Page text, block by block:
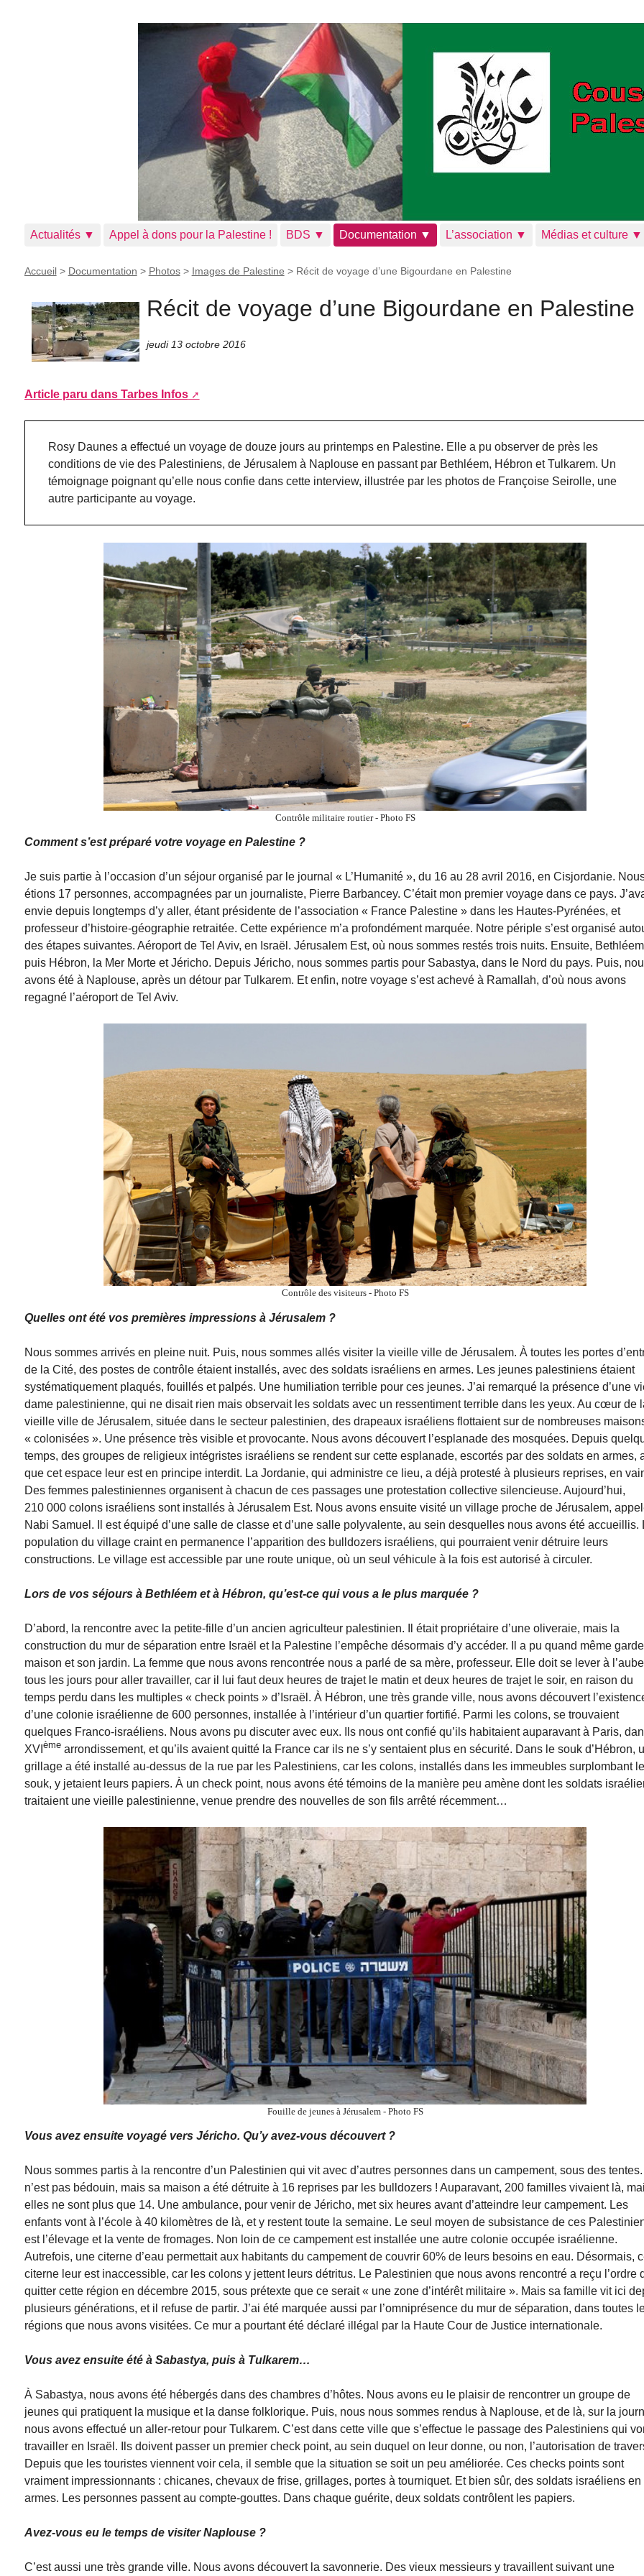
Actualités ▼ Appel à dons pour la Palestine ! BDS ▼ Documentation ▼ L’association ▼ Médias et culture ▼
Accueil> Documentation > Photos> Images de Palestine > Récit de voyage d’une Bigourdane en Palestine
Récit de voyage d’une Bigourdane en Palestine
jeudi 13 octobre 2016
Article paru dans Tarbes Infos
Rosy Daunes a effectué un voyage de douze jours au printemps en Palestine. Elle a pu observer de près les
conditions de vie des Palestiniens, de Jérusalem à Naplouse en passant par Bethléem, Hébron et Tulkarem. Un
témoignage poignant qu’elle nous confie dans cette interview, illustrée par les photos de Françoise Seirolle, une
autre participante au voyage.
Contrôle militaire routier - Photo FS
Comment s’est préparé votre voyage en Palestine ?
Je suis partie à l’occasion d’un séjour organisé par le journal « L’Humanité », du 16 au 28 avril 2016, en Cisjordanie.
étions 17 personnes, accompagnées par un journaliste, Pierre Barbancey. C’était mon premier voyage dans ce pays.
envie depuis longtemps d’y aller, étant présidente de l’association « France Palestine » dans les Hautes-Pyrénées, et
professeur d’histoire-géographie retraitée. Cette expérience m’a profondément marquée. Notre périple s’est organisé
des étapes suivantes. Aéroport de Tel Aviv, en Israël. Jérusalem Est, où nous sommes restés trois nuits. Ensuite,
puis Hébron, la Mer Morte et Jéricho. Depuis Jéricho, nous sommes partis pour Sabastya, dans le Nord du pays. Puis,
avons été à Naplouse, après un détour par Tulkarem. Et enfin, notre voyage s’est achevé à Ramallah, d’où nous avons
regagné l’aéroport de Tel Aviv.
Contrôle des visiteurs - Photo FS
Quelles ont été vos premières impressions à Jérusalem ?
Nous sommes arrivés en pleine nuit. Puis, nous sommes allés visiter la vieille ville de Jérusalem. À toutes les portes
de la Cité, des postes de contrôle étaient installés, avec des soldats israéliens en armes. Les jeunes palestiniens étaient
systématiquement plaqués, fouillés et palpés. Une humiliation terrible pour ces jeunes. J’ai remarqué la présence d’une
dame palestinienne, qui ne disait rien mais observait les soldats avec un ressentiment terrible dans les yeux. Au cœur de
vieille ville de Jérusalem, située dans le secteur palestinien, des drapeaux israéliens flottaient sur de nombreuses
« colonisées ». Une présence très visible et provocante. Nous avons découvert l’esplanade des mosquées. Depuis
temps, des groupes de religieux intégristes israéliens se rendent sur cette esplanade, escortés par des soldats en armes,
que cet espace leur est en principe interdit. La Jordanie, qui administre ce lieu, a déjà protesté à plusieurs reprises, en
Des femmes palestiniennes organisent à chacun de ces passages une protestation collective silencieuse. Aujourd’hui,
210 000 colons israéliens sont installés à Jérusalem Est. Nous avons ensuite visité un village proche de Jérusalem,
Nabi Samuel. Il est équipé d’une salle de classe et d’une salle polyvalente, au sein desquelles nous avons été accueillis.
population du village craint en permanence l’apparition des bulldozers israéliens, qui pourraient venir détruire leurs
constructions. Le village est accessible par une route unique, où un seul véhicule à la fois est autorisé à circuler.
Lors de vos séjours à Bethléem et à Hébron, qu’est-ce qui vous a le plus marquée ?
D’abord, la rencontre avec la petite-fille d’un ancien agriculteur palestinien. Il était propriétaire d’une oliveraie, mais la
construction du mur de séparation entre Israël et la Palestine l’empêche désormais d’y accéder. Il a pu quand même
maison et son jardin. La femme que nous avons rencontrée nous a parlé de sa mère, professeur. Elle doit se lever à l’aube
tous les jours pour aller travailler, car il lui faut deux heures de trajet le matin et deux heures de trajet le soir, en raison du
temps perdu dans les multiples « check points » d’Israël. À Hébron, une très grande ville, nous avons découvert
d’une colonie israélienne de 600 personnes, installée à l’intérieur d’un quartier fortifié. Parmi les colons, se trouvaient
quelques Franco-israéliens. Nous avons pu discuter avec eux. Ils nous ont confié qu’ils habitaient auparavant à Paris,
XVI èmearrondissement, et qu’ils avaient quitté la France car ils ne s’y sentaient plus en sécurité. Dans le souk d’Hébron,
grillage a été installé au-dessus de la rue par les Palestiniens, car les colons, installés dans les immeubles surplombant le
souk, y jetaient leurs papiers. À un check point, nous avons été témoins de la manière peu amène dont les soldats
traitaient une vieille palestinienne, venue prendre des nouvelles de son fils arrêté récemment…
Fouille de jeunes à Jérusalem - Photo FS
Vous avez ensuite voyagé vers Jéricho. Qu’y avez-vous découvert ?
Nous sommes partis à la rencontre d’un Palestinien qui vit avec d’autres personnes dans un campement, sous des tentes.
n’est pas bédouin, mais sa maison a été détruite à 16 reprises par les bulldozers ! Auparavant, 200 familles vivaient là,
elles ne sont plus que 14. Une ambulance, pour venir de Jéricho, met six heures avant d’atteindre leur campement. Les
enfants vont à l’école à 40 kilomètres de là, et y restent toute la semaine. Le seul moyen de subsistance de ces
est l’élevage et la vente de fromages. Non loin de ce campement est installée une autre colonie occupée israélienne.
Autrefois, une citerne d’eau permettait aux habitants du campement de couvrir 60% de leurs besoins en eau. Désormais,
citerne leur est inaccessible, car les colons y jettent leurs détritus. Le Palestinien que nous avons rencontré a reçu l’ordre
quitter cette région en décembre 2015, sous prétexte que ce serait « une zone d’intérêt militaire ». Mais sa famille vit ici
plusieurs générations, et il refuse de partir. J’ai été marquée aussi par l’omniprésence du mur de séparation, dans toutes
régions que nous avons visitées. Ce mur a pourtant été déclaré illégal par la Haute Cour de Justice internationale.
Vous avez ensuite été à Sabastya, puis à Tulkarem…
À Sabastya, nous avons été hébergés dans des chambres d’hôtes. Nous avons eu le plaisir de rencontrer un groupe de
jeunes qui pratiquent la musique et la danse folklorique. Puis, nous nous sommes rendus à Naplouse, et de là, sur la
nous avons effectué un aller-retour pour Tulkarem. C’est dans cette ville que s’effectue le passage des Palestiniens qui
travailler en Israël. Ils doivent passer un premier check point, au sein duquel on leur donne, ou non, l’autorisation de
Depuis que les touristes viennent voir cela, il semble que la situation se soit un peu améliorée. Ces checks points sont
vraiment impressionnants : chicanes, chevaux de frise, grillages, portes à tourniquet. Et bien sûr, des soldats israéliens en
armes. Les personnes passent au compte-gouttes. Dans chaque guérite, deux soldats contrôlent les papiers.
Avez-vous eu le temps de visiter Naplouse ?
C’est aussi une très grande ville. Nous avons découvert la savonnerie. Des vieux messieurs y travaillent suivant une